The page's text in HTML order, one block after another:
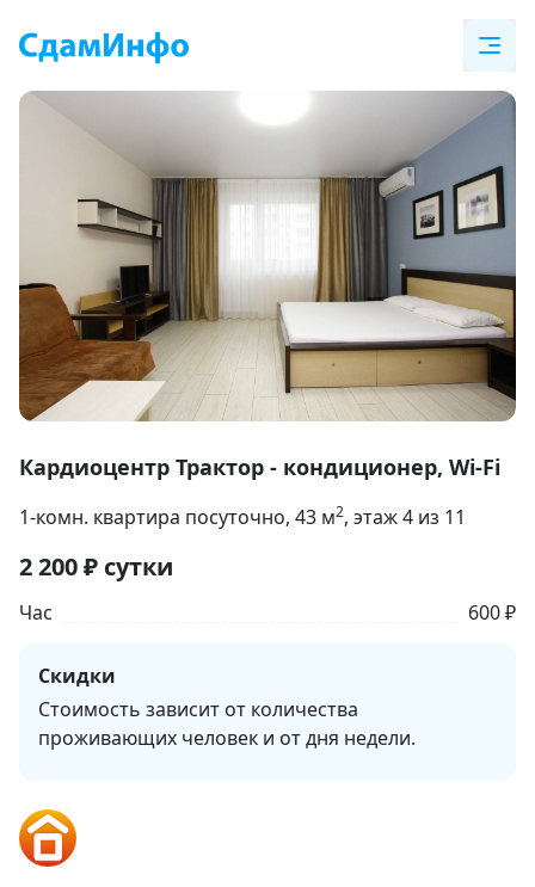
1
14
Кардиоцентр Трактор - кондиционер, Wi-Fi
1-комн. квартира посуточно, 43 м2, этаж 4 из 11
2 200₽ сутки
Час 600 ₽
Скидки
Стоимость зависит от количества
проживающих человек и от дня недели.